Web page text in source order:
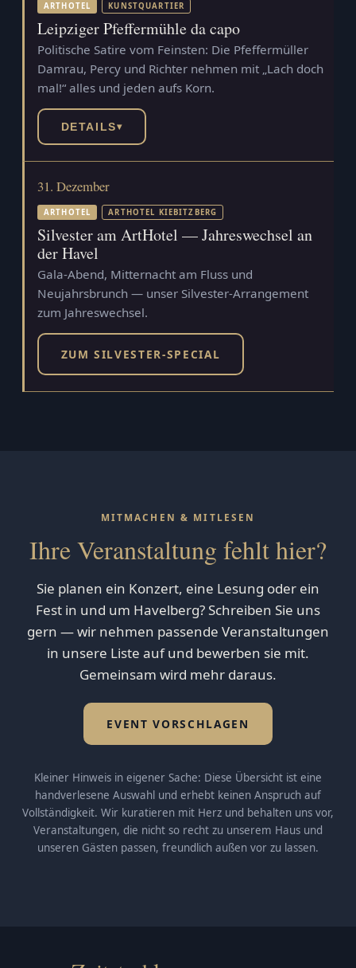
ARTHOTEL KUNSTQUARTIER
Leipziger Pfeffermühle da capo
Politische Satire vom Feinsten: Die Pfeffermüller
Damrau, Percy und Richter nehmen mit „Lach doch
mal!“ alles und jeden aufs Korn.
DETAILS▾
31. Dezember
ARTHOTEL ARTHOTEL KIEBITZBERG
Silvester am ArtHotel — Jahreswechsel an
der Havel
Gala-Abend, Mitternacht am Fluss und
Neujahrsbrunch — unser Silvester-Arrangement
zum Jahreswechsel.
ZUM SILVESTER-SPECIAL
MITMACHEN & MITLESEN
Ihre Veranstaltung fehlt hier?
Sie planen ein Konzert, eine Lesung oder ein
Fest in und um Havelberg? Schreiben Sie uns
gern — wir nehmen passende Veranstaltungen
in unsere Liste auf und bewerben sie mit.
Gemeinsam wird mehr daraus.
EVENT VORSCHLAGEN
Kleiner Hinweis in eigener Sache: Diese Übersicht ist eine
handverlesene Auswahl und erhebt keinen Anspruch auf
Vollständigkeit. Wir kuratieren mit Herz und behalten uns vor,
Veranstaltungen, die nicht so recht zu unserem Haus und
unseren Gästen passen, freundlich außen vor zu lassen.